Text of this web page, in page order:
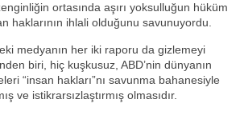
ortasında aşırı yoksulluğun hüküm
haklarının ihlali olduğunu savunuyordu.
medyanın her iki raporu da gizlemeyi
biri, hiç kuşkusuz, ABD’nin dünyanın
“insan hakları”nı savunma bahanesiyle
ve istikrarsızlaştırmış olmasıdır.